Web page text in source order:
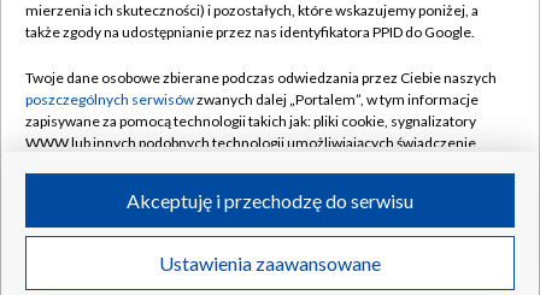
Naziemna Telewizja Cyfrowa
Rada Programowa
System NOS
Informacje o nadawcy
Program dla prasy
Ogłoszenie przetargowe
Pomoc
Kontakt
Kanały
©2026 Telewizja Polska S.A. w likwidacji
mierzenia ich skuteczności) i pozostałych, które wskazujemy poniżej, a
także zgody na udostępnianie przez nas identyfikatora PPID do Google.
Twoje dane osobowe zbierane podczas odwiedzania przez Ciebie naszych
poszczególnych serwisówzwanych dalej „Portalem”, w tym informacje
zapisywane za pomocą technologii takich jak: pliki cookie, sygnalizatory
WWW lub innych podobnych technologii umożliwiających świadczenie
ruchu w Internecie.
Twoje dane osobowe zbierane podczas odwiedzania przez Ciebie
poszczególnych serwisówna Portalu, takie jak adresy IP, identyfikatory
Ustawienia zaawansowane
Akceptuję i przechodzę do serwisu